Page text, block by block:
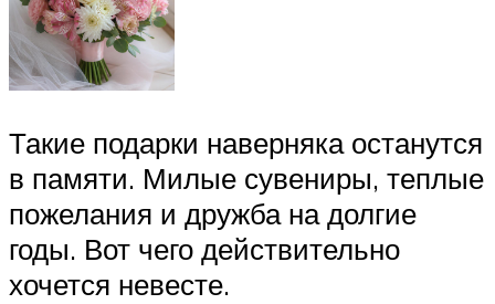
Такие подарки наверняка останутся
в памяти. Милые сувениры, теплые
пожелания и дружба на долгие
годы. Вот чего действительно
хочется невесте.